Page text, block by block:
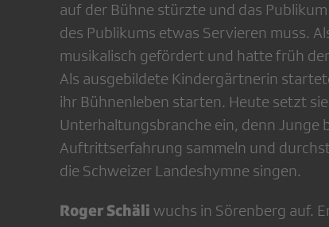
auf der Bühne stürzte und das
des Publikums etwas Servieren muss.
musikalisch gefördert und hatte früh
Als ausgebildete Kindergärtnerin
ihr Bühnenleben starten. Heute setzt
Unterhaltungsbranche ein, denn Junge
Auftrittserfahrung sammeln und
die Schweizer Landeshymne singen.
Roger Schäli wuchs in Sörenberg auf.